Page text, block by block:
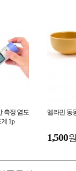
측정 염도
1p
멜라민 동
1,500원